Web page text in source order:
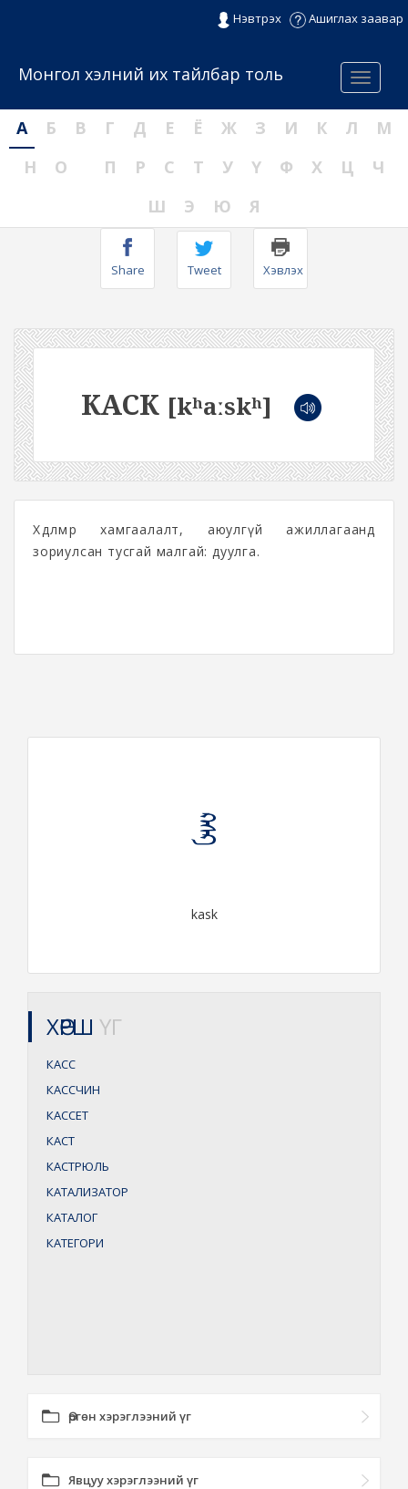
Нэвтрэх Ашиглах заавар
Menu
Монгол хэлний их тайлбар толь
А Б В Г Д Е Ё Ж З И К Л
М
Н
О П Р С Т У Ү Ф Х Ц
Ч
Ш
Э Ю Я
Share Tweet Хэвлэх
КАСК [kʰaːskʰ]
Хөдөлмөр хамгаалалт, аюулгүй ажиллагаанд
зориулсан тусгай малгай: дуулга.
ᠺᠠᠰᠺ
kask
ХӨРШ ҮГ
КАСС
КАССЧИН
КАССЕТ
КАСТ
КАСТРЮЛЬ
КАТАЛИЗАТОР
КАТАЛОГ
КАТЕГОРИ
Өргөн хэрэглээний үг
Явцуу хэрэглээний үг